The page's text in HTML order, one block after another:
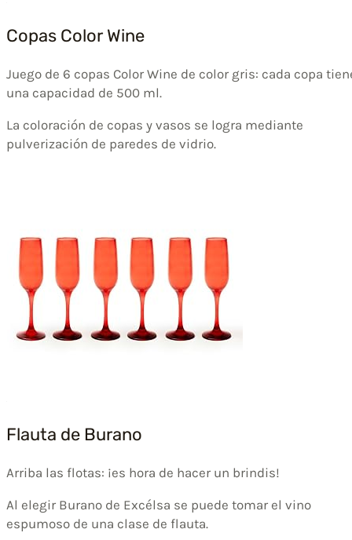
Copas Color Wine
Juego de 6 copas Color Wine de color gris: cada copa
una capacidad de 500 ml.
La coloración de copas y vasos se logra mediante
pulverización de paredes de vidrio.
Flauta de Burano
Arriba las flotas: ¡es hora de hacer un brindis!
Al elegir Burano de Excélsa se puede tomar el vino
espumoso de una clase de flauta.